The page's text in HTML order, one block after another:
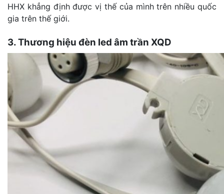
HHX khẳng định được vị thế của mình trên nhiều quốc
gia trên thế giới.
3. Thương hiệu đèn led âm trần XQD